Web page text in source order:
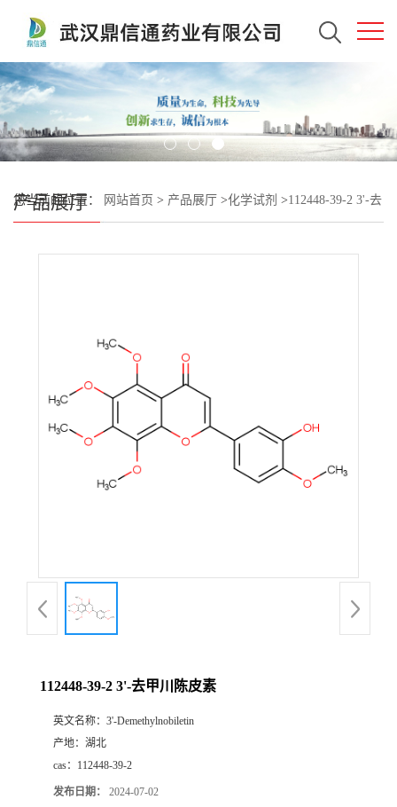
产品展厅
您当前的位置： 网站首页 > 产品展厅 >化学试剂 >112448-39-2 3'-去
112448-39-2 3'-去甲川陈皮素
英文名称： 3'-Demethylnobiletin
产地： 湖北
cas： 112448-39-2
发布日期： 2024-07-02